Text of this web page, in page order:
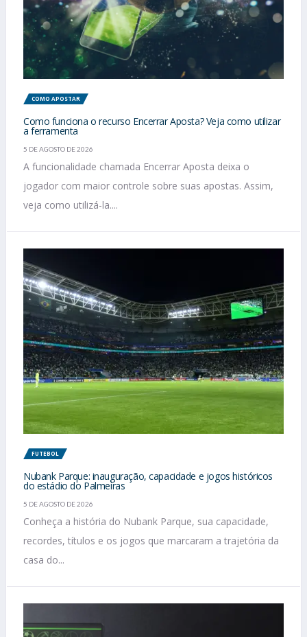
COMO APOSTAR
Como funciona o recurso Encerrar Aposta? Veja como utilizar
a ferramenta
5 DE AGOSTO DE 2026
A funcionalidade chamada Encerrar Aposta deixa o
jogador com maior controle sobre suas apostas. Assim,
veja como utilizá-la....
FUTEBOL
Nubank Parque: inauguração, capacidade e jogos históricos
do estádio do Palmeiras
5 DE AGOSTO DE 2026
Conheça a história do Nubank Parque, sua capacidade,
recordes, títulos e os jogos que marcaram a trajetória da
casa do...